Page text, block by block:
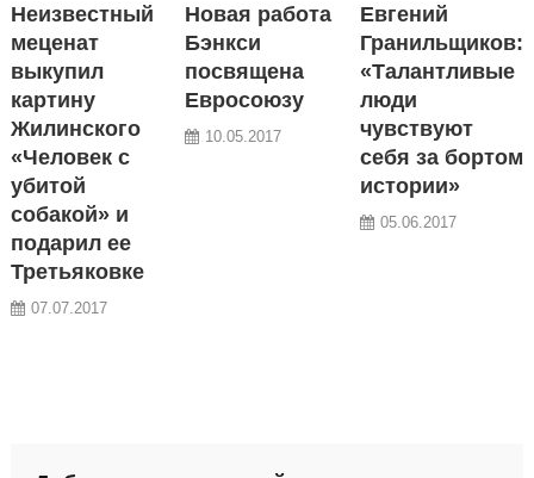
Неизвестный
меценат
выкупил
картину
Жилинского
«Человек с
убитой
собакой» и
подарил ее
Третьяковке
07.07.2017
Новая работа
Бэнкси
посвящена
Евросоюзу
10.05.2017
Евгений
Гранильщиков:
«Талантливые
люди
чувствуют
себя за бортом
истории»
05.06.2017